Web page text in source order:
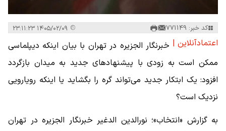
کد خبر: 771149
اعتمادآنلاین | خبرنگار الجزیره در تهران با بیان اینکه دیپلماسی
ممکن است به زودی با پیشنهادهای جدید به میدان بازگردد
افزود: یک ابتکار جدید می‌تواند گره را بگشاید یا اینکه رویارویی
نزدیک است؟
به گزارش «انتخاب»؛ نورالدین الدغیر خبرنگار الجزیره در تهران